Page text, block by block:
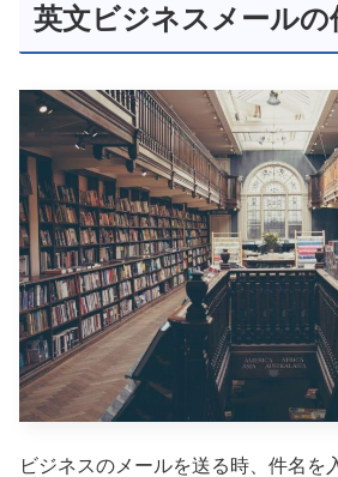
英文ビジネスメールの
ビジネスのメールを送る時、件名を